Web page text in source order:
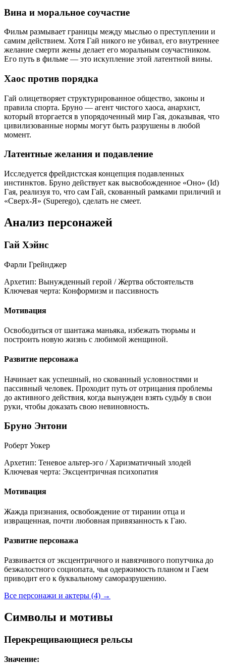
Вина и моральное соучастие
Фильм размывает границы между мыслью о преступлении и
самим действием. Хотя Гай никого не убивал, его внутреннее
желание смерти жены делает его моральным соучастником.
Его путь в фильме — это искупление этой латентной вины.
Хаос против порядка
Гай олицетворяет структурированное общество, законы и
правила спорта. Бруно — агент чистого хаоса, анархист,
который вторгается в упорядоченный мир Гая, доказывая, что
цивилизованные нормы могут быть разрушены в любой
момент.
Латентные желания и подавление
Исследуется фрейдистская концепция подавленных
инстинктов. Бруно действует как высвобожденное «Оно» (Id)
Гая, реализуя то, что сам Гай, скованный рамками приличий и
«Сверх-Я» (Superego), сделать не смеет.
Анализ персонажей
Гай Хэйнс
Фарли Грейнджер
Архетип: Вынужденный герой / Жертва обстоятельств
Ключевая черта: Конформизм и пассивность
Мотивация
Освободиться от шантажа маньяка, избежать тюрьмы и
построить новую жизнь с любимой женщиной.
Развитие персонажа
Начинает как успешный, но скованный условностями и
пассивный человек. Проходит путь от отрицания проблемы
до активного действия, когда вынужден взять судьбу в свои
руки, чтобы доказать свою невиновность.
Бруно Энтони
Роберт Уокер
Архетип: Теневое альтер-эго / Харизматичный злодей
Ключевая черта: Эксцентричная психопатия
Мотивация
Жажда признания, освобождение от тирании отца и
извращенная, почти любовная привязанность к Гаю.
Развитие персонажа
Развивается от эксцентричного и навязчивого попутчика до
безжалостного социопата, чья одержимость планом и Гаем
приводит его к буквальному саморазрушению.
Все персонажи и актеры (4) →
Символы и мотивы
Перекрещивающиеся рельсы
Значение: